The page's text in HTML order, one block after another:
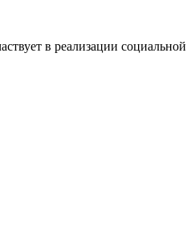
в реализации